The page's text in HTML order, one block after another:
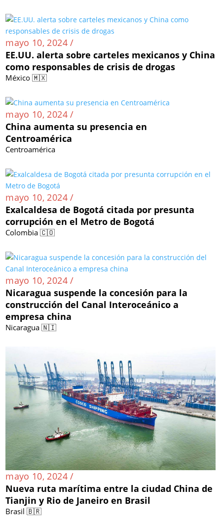
mayo 10, 2024 /
EE.UU. alerta sobre carteles mexicanos y China
como responsables de crisis de drogas
México 🇲🇽
mayo 10, 2024 /
China aumenta su presencia en
Centroamérica
Centroamérica
mayo 10, 2024 /
Exalcaldesa de Bogotá citada por presunta
corrupción en el Metro de Bogotá
Colombia 🇨🇴
mayo 10, 2024 /
Nicaragua suspende la concesión para la
construcción del Canal Interoceánico a
empresa china
Nicaragua 🇳🇮
mayo 10, 2024 /
Nueva ruta marítima entre la ciudad China de
Tianjin y Rio de Janeiro en Brasil
Brasil 🇧🇷